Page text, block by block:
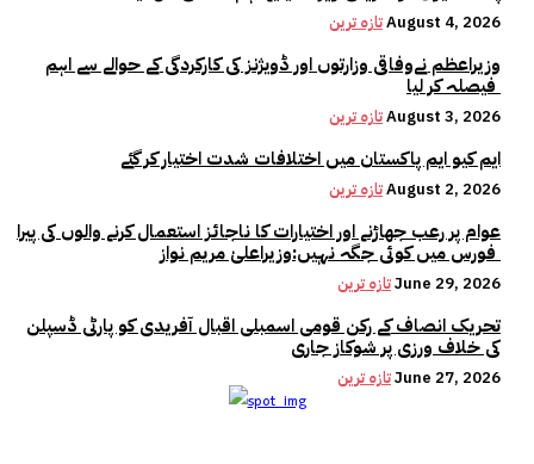
تازہ ترینAugust 4, 2026
وزیراعظم نےوفاقی وزارتوں اور ڈویژنز کی کارکردگی کے حوالے سے اہم
تازہ ترینAugust 3, 2026
ایم کیو ایم پاکستان میں اختلافات شدت اختیار کر گئے
تازہ ترینAugust 2, 2026
عوام پر رعب جھاڑنے اور اختیارات کا ناجائز استعمال کرنے والوں کی پیرا
تازہ ترینJune 29, 2026
تحریک انصاف کے رکن قومی اسمبلی اقبال آفریدی کو پارٹی ڈسپلن
کی خلاف ورزی پر شوکاز جاری
تازہ ترینJune 27, 2026